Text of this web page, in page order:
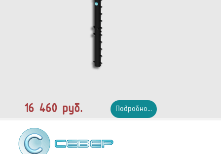
16 460 руб. Подробно...